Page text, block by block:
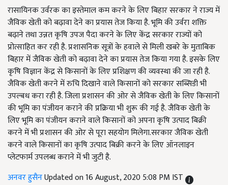
रासायिनक उर्वरक का इस्तेमाल कम करने के लिए बिहार सरकार ने राज्य में
जैविक खेती को बढ़ावा देने का प्रयास तेज किया है. भूमि की उर्वरा शक्ति
बढ़ाने तथा उन्नत कृषि उपज पैदा करने के लिए केंद्र सरकार राज्यों को
प्रोत्साहित कर रही है. प्रशासनिक सूत्रों के हवाले से मिली खबरे के मुताबिक
बिहार में जैविक खेती को बढ़ावा देने का प्रयास तेज किया गया है. इसके लिए
कृषि विज्ञान केंद्र से किसानों के लिए प्रशिक्षण की व्यवस्था की जा रही है.
जैविक खेती करने में रुचि दिखाने वाले किसानों को सरकार सब्सिडी भी
उपल्बध करा रही है. जिला प्रशासन की ओर से जैविक खेती के लिए किसानों
की भूमि का पंजीयन कराने की प्रक्रिया भी शुरू की गई है. जैविक खेती के
लिए भूमि का पंजीयन कराने वाले किसानों को अपना कृषि उत्पाद बिक्री
करने में भी प्रशासन की ओर से पूरा सहयोग मिलेगा.सरकार जैविक खेती
करने वाले किसानों का कृषि उत्पाद बिक्री करने के लिए ऑनलाइन
प्लेटफार्म उपलब्ध कराने में भी जुटी है.
अनवर हुसैनUpdated on 16 August, 2020 5:08 PM IST